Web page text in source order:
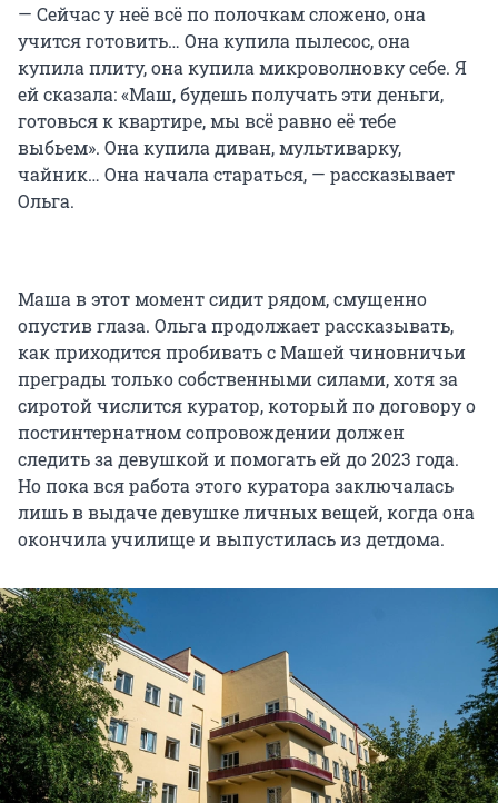
— Сейчас у неё всё по полочкам сложено, она
учится готовить… Она купила пылесос, она
купила плиту, она купила микроволновку себе. Я
ей сказала: «Маш, будешь получать эти деньги,
готовься к квартире, мы всё равно её тебе
выбьем». Она купила диван, мультиварку,
чайник… Она начала стараться, — рассказывает
Ольга.
Маша в этот момент сидит рядом, смущенно
опустив глаза. Ольга продолжает рассказывать,
как приходится пробивать с Машей чиновничьи
преграды только собственными силами, хотя за
сиротой числится куратор, который по договору о
постинтернатном сопровождении должен
следить за девушкой и помогать ей до 2023 года.
Но пока вся работа этого куратора заключалась
лишь в выдаче девушке личных вещей, когда она
окончила училище и выпустилась из детдома.